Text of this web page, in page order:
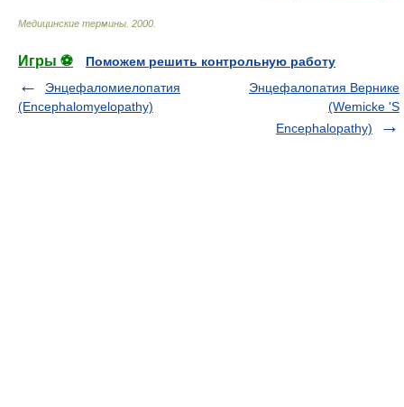
Медицинские термины 2000
Игры ⚽
Поможем решить контрольную работу
Энцефаломиелопатия
(Encephalomyelopathy)
Энцефалопатия Вернике
(Wemicke 'S
Encephalopathy)